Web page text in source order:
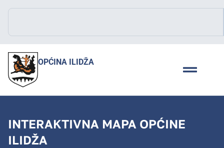
OPĆINA ILIDŽA
INTERAKTIVNA MAPA OPĆINE
ILIDŽA